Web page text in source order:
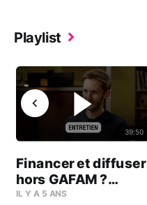
Playlist
39:50
Financer et diffuser
hors GAFAM ?
Arthur Delabays /
IL Y A 5 ANS